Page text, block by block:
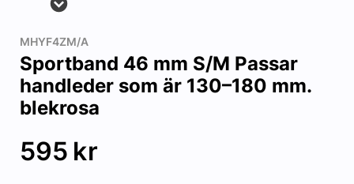
MHYF4ZM/A
Sportband 46 mm S/M Passar
handleder som är 130–180 mm.
blekrosa
595 kr